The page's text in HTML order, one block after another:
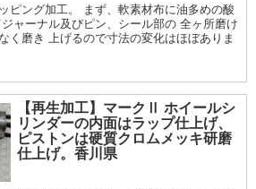
ピング加工。 まず、軟素材布に油多めの酸
ャーナル及びピン、シール部の 全ヶ所磨け
く磨き 上げるので寸法の変化はほぼありま
【再生加工】マークⅡ ホイールシ
リンダーの内面はラップ仕上げ、
ピストンは硬質クロムメッキ研磨
仕上げ。香川県